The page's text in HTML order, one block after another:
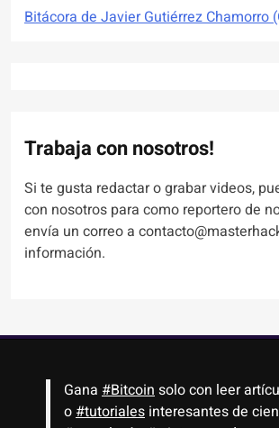
Bitácora de Javier Gutiérrez Chamorro
Trabaja con nosotros!
Si te gusta redactar o grabar videos,
con nosotros para como reportero de
envía un correo a
información.
Gana #Bitcoinsolo con leer
o#tutoriales interesantes de